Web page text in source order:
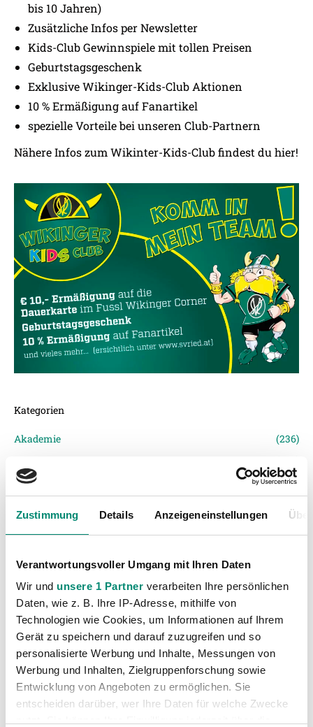
Zustimmung Details Anzeigeneinstellungen
Verantwortungsvoller Umgang mit Ihren Daten
Wir und unsere 1 Partner verarbeiten Ihre persönlichen
Daten, wie z. B. Ihre IP-Adresse, mithilfe von
Technologien wie Cookies, um Informationen auf Ihrem
Gerät zu speichern und darauf zuzugreifen und so
personalisierte Werbung und Inhalte, Messungen von
Werbung und Inhalten, Zielgruppenforschung sowie
Entwicklung von Angeboten zu ermöglichen. Sie
entscheiden darüber, wer Ihre Daten für welche Zwecke
bis 10 Jahren)
Zusätzliche Infos per Newsletter
Kids-Club Gewinnspiele mit tollen Preisen
Geburtstagsgeschenk
Exklusive Wikinger-Kids-Club Aktionen
10 % Ermäßigung auf Fanartikel
spezielle Vorteile bei unseren Club-Partnern
Nähere Infos zum Wikinter-Kids-Club findest du hier!
Kategorien
Akademie
(236)
Damen
(6)
Ticketing
Unkategorisiert
(2867)
VORIGER NEWSEINTRAG NÄCHSTER NEWSEINTRAG